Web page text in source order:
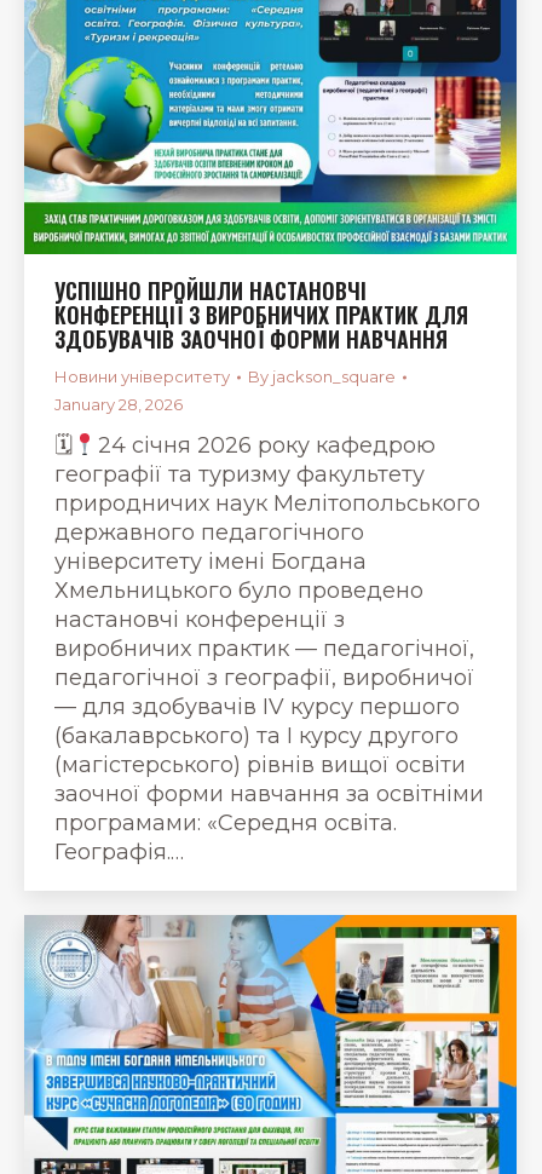
УСПІШНО ПРОЙШЛИ НАСТАНОВЧІ
КОНФЕРЕНЦІЇ З ВИРОБНИЧИХ ПРАКТИК ДЛЯ
ЗДОБУВАЧІВ ЗАОЧНОЇ ФОРМИ НАВЧАННЯ
Новини університету By jackson_square
January 28, 2026
🗓
24 січня 2026 року кафедрою
географії та туризму факультету
природничих наук Мелітопольського
державного педагогічного
університету імені Богдана
Хмельницького було проведено
настановчі конференції з
виробничих практик — педагогічної,
педагогічної з географії, виробничої
— для здобувачів IV курсу першого
(бакалаврського) та І курсу другого
(магістерського) рівнів вищої освіти
заочної форми навчання за освітніми
програмами: «Середня освіта.
Географія.…